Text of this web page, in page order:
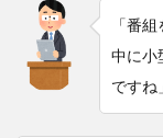
「番
中に小
ですね」